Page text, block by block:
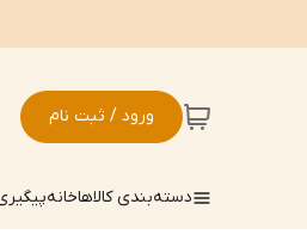
ورود / ثبت نام
دسته‌بندی کالاهاخانه